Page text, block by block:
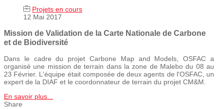
Projets en cours
12 Mai 2017
Mission de Validation de la Carte Nationale de Carbone
et de Biodiversité
Dans le cadre du projet Carbone Map and Models, OSFAC a
organisé une mission de terrain dans la zone de Malebo du 08 au
23 Février. L'équipe était composée de deux agents de l'OSFAC, un
expert de la DIAF et le coordonnateur de terrain du projet CM&M.
En savoir plus...
Share